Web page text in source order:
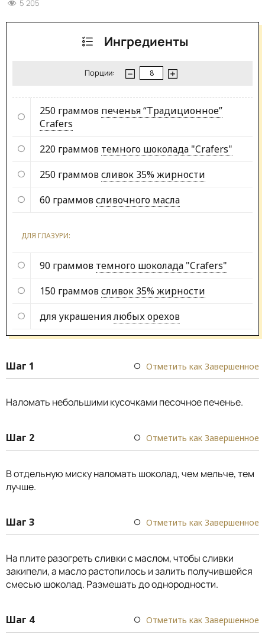
5 205
Ингредиенты
Порции:
250 граммов печенья “Традиционное”
Crafers
220 граммов темного шоколада "Crafers"
250 граммовсливок 35% жирности
60 граммовсливочного масла
ДЛЯ ГЛАЗУРИ:
90 граммов темного шоколада "Crafers"
150 граммовсливок 35% жирности
для украшениялюбых орехов
Шаг 1 Отметить как Завершенное
Наломать небольшими кусочками песочное печенье.
Шаг 2 Отметить как Завершенное
В отдельную миску наломать шоколад, чем мельче, тем
лучше.
Шаг 3 Отметить как Завершенное
На плите разогреть сливки с маслом, чтобы сливки
закипели, а масло растопилось и залить получившейся
смесью шоколад. Размешать до однородности.
Шаг 4 Отметить как Завершенное